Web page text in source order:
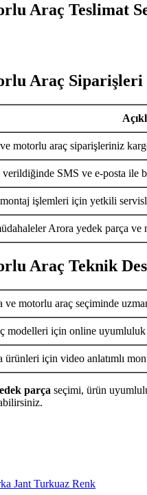
Araç Teslimat
Araç
motorlu araç siparişleriniz
SMS ve e-posta ile
işlemleri için yetkili
Arora yedek parça ve
Araç Teknik
ve motorlu araç seçiminde
modelleri için online
için video anlatımlı
parça seçimi, ürün